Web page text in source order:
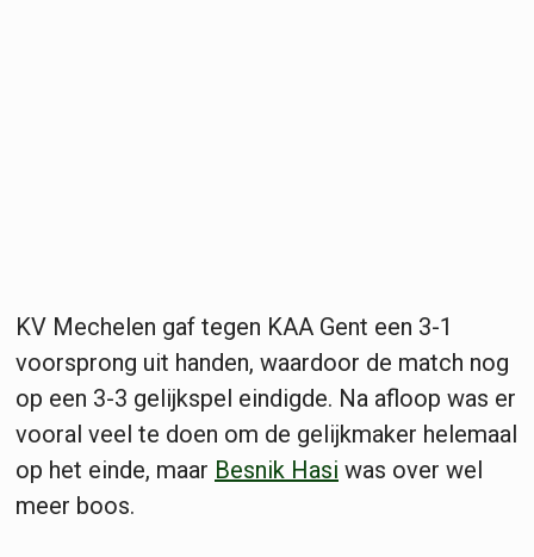
KV Mechelen gaf tegen KAA Gent een 3-1
voorsprong uit handen, waardoor de match nog
op een 3-3 gelijkspel eindigde. Na afloop was er
vooral veel te doen om de gelijkmaker helemaal
op het einde, maar Besnik Hasi was over wel
meer boos.